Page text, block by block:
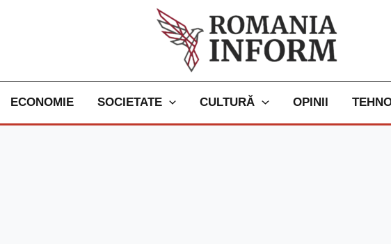
ECONOMIE SOCIETATE CULTURĂ OPINII